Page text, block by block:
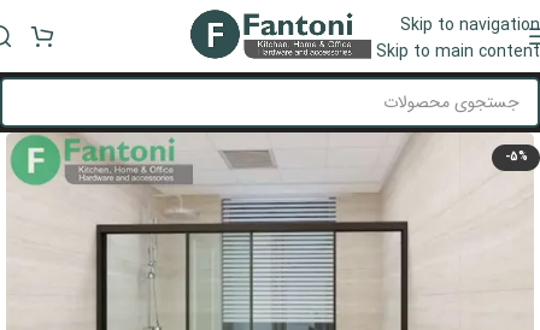
Skip to navigation
Skip to main content
منو
-5%